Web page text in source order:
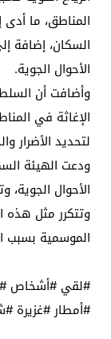
المناطق، ما
السكان، إضافة
الأحوال الجوية.
وأضافت أن
الإغاثة في
لتحديد الأضرار
ودعت الهيئة
الأحوال
وتتكرر مثل هذه
الموسمية بسبب
#لقي #أشخاص
#أمطار #غزيرة